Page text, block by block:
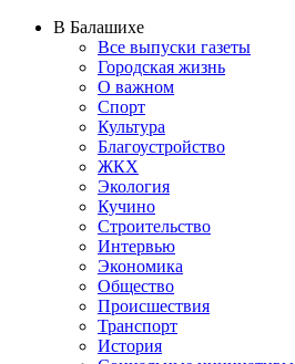
В Балашихе
Все выпуски газеты
Городская жизнь
О важном
Спорт
Культура
Благоустройство
ЖКХ
Экология
Кучино
Строительство
Интервью
Экономика
Общество
Происшествия
Транспорт
История